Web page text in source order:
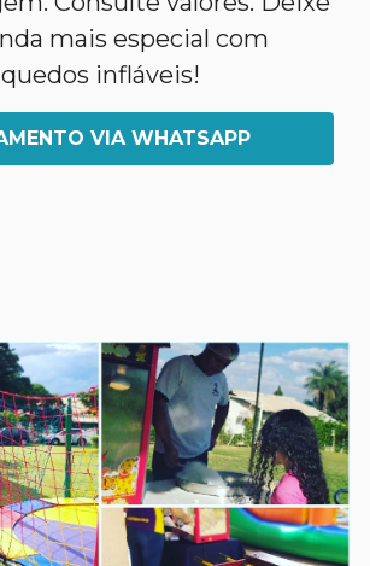
mais especial com
infláveis!
VIA WHATSAPP